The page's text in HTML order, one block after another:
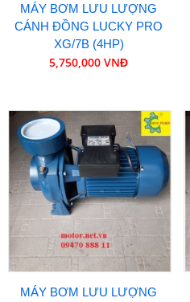
MÁY BƠM LƯU LƯỢNG
CÁNH ĐỒNG LUCKY PRO
XG/7B (4HP)
5,750,000 VNĐ
MÁY BƠM LƯU LƯỢNG